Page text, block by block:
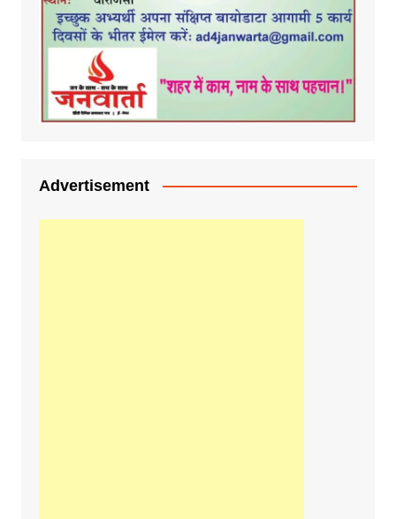
Advertisement